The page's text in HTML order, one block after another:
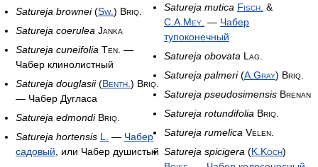
Satureja brownei (Sw.) Briq.
Satureja coerulea Janka
Satureja cuneifolia Ten. —
Чабер клинолистный
Satureja douglasii (Benth. ) Briq.
— Чабер Дугласа
Satureja edmondi Briq.
Satureja hortensis L. — Чабер
садовый , или Чабер душистый
Satureja mutica Fisch. &
C.A.Mey. — Чабер
тупоконечный
Satureja obovata Lag.
Satureja palmeri (A.Gray) Briq.
Satureja pseudosimensis Brenan
Satureja rotundifolia Briq.
Satureja rumelica Velen.
Satureja spicigera (K.Koch)